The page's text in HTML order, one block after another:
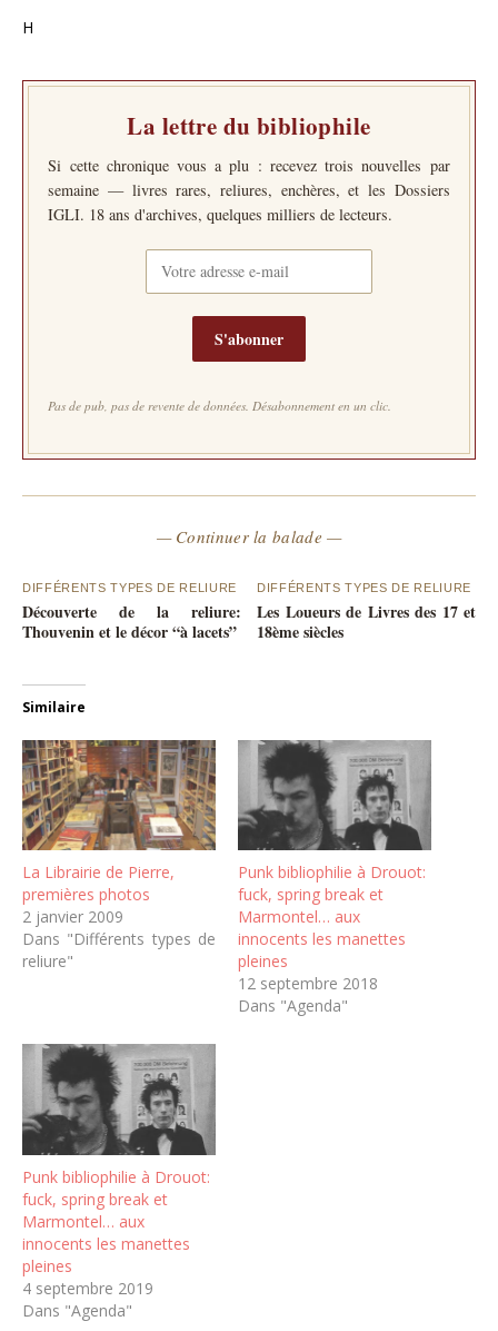
H
La lettre du bibliophile
Si cette chronique vous a plu : recevez trois nouvelles par
semaine — livres rares, reliures, enchères, et les Dossiers
IGLI. 18 ans d'archives, quelques milliers de lecteurs.
S'abonner
Pas de pub, pas de revente de données. Désabonnement en un clic.
— Continuer la balade —
DIFFÉRENTS TYPES DE RELIURE
Découverte de la reliure:
Thouvenin et le décor “à lacets”
DIFFÉRENTS TYPES DE RELIURE
Les Loueurs de Livres des 17 et
18ème siècles
Similaire
La Librairie de Pierre,
premières photos
2 janvier 2009
Dans "Différents types de
reliure"
Punk bibliophilie à Drouot:
fuck, spring break et
Marmontel… aux
innocents les manettes
pleines
12 septembre 2018
Dans "Agenda"
Punk bibliophilie à Drouot:
fuck, spring break et
Marmontel… aux
innocents les manettes
pleines
4 septembre 2019
Dans "Agenda"